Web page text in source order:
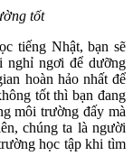
tốt
tiếng Nhật, bạn sẽ
nghỉ ngơi để dưỡng
hoàn hảo nhất để
tốt thì bạn đang
môi trường đấy mà
chúng ta là người
học tập khi tìm